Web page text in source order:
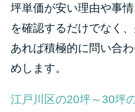
坪単価が安い理由や事
を確認するだけでなく
あれば積極的に問い合
めします。
江戸川区の20坪～30坪